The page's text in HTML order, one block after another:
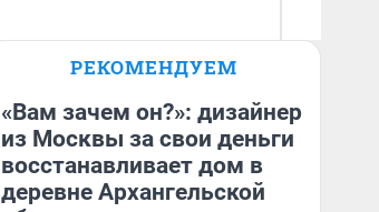
Надежда Губарь
РЕКОМЕНДУЕМ
«Вам зачем он?»: дизайнер
из Москвы за свои деньги
восстанавливает дом в
деревне Архангельской